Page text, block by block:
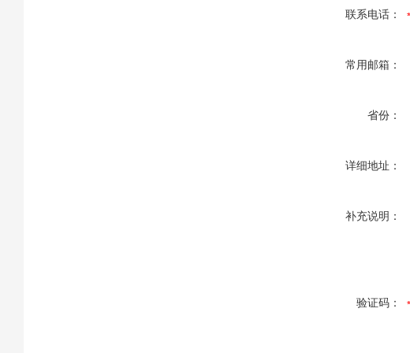
联系电话：
常用邮箱：
省份：
详细地址：
补充说明：
验证码：